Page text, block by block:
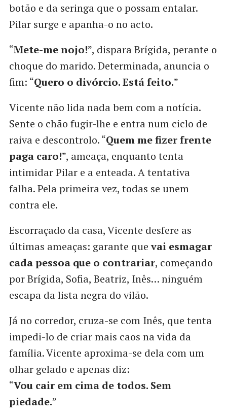
botão e da seringa que o possam entalar.
Pilar surge e apanha-o no acto.
“Mete-me nojo!”, dispara Brígida, perante o
choque do marido. Determinada, anuncia o
fim: “Quero o divórcio. Está feito.”
Vicente não lida nada bem com a notícia.
Sente o chão fugir-lhe e entra num ciclo de
raiva e descontrolo. “Quem me fizer frente
paga caro!”, ameaça, enquanto tenta
intimidar Pilar e a enteada. A tentativa
falha. Pela primeira vez, todas se unem
contra ele.
Escorraçado da casa, Vicente desfere as
últimas ameaças: garante quevai esmagar
cada pessoa que o contrariar, começando
por Brígida, Sofia, Beatriz, Inês… ninguém
escapa da lista negra do vilão.
Já no corredor, cruza-se com Inês, que tenta
impedi-lo de criar mais caos na vida da
família. Vicente aproxima-se dela com um
olhar gelado e apenas diz:
“Vou cair em cima de todos. Sem
piedade.”